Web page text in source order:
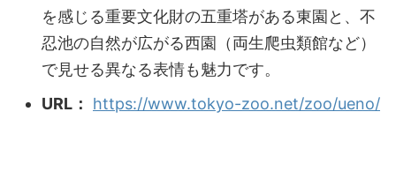
を感じる重要文化財の五重塔がある東園と、不
忍池の自然が広がる西園（両生爬虫類館など）
で見せる異なる表情も魅力です。
URL：
https://www.tokyo-zoo.net/zoo/ueno/